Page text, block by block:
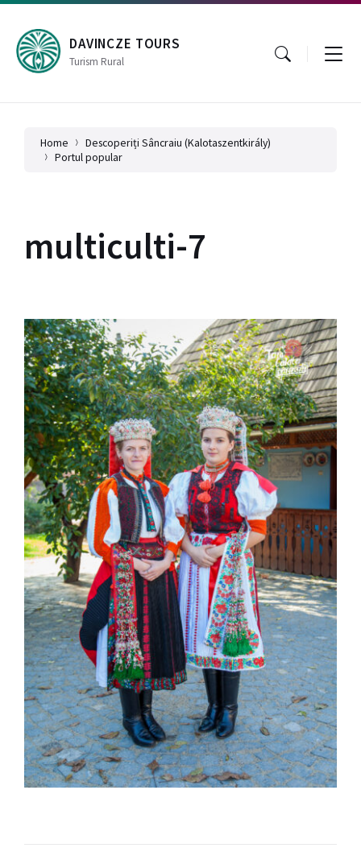
Skip
content
Skip
main
navigation
Skip
footer
DAVINCZE TOURS
Turism Rural
Home
Descoperiți Sâncraiu (Kalotaszentkirály)
Portul popular
multiculti-7